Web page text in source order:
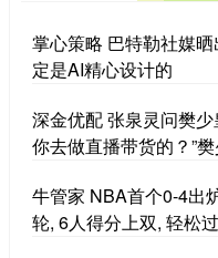
掌心策略 巴特勒社媒
定是AI精心设计的
深金优配 张泉灵问樊
你去做直播带货的？”
牛管家 NBA首个0-4出
轮, 6人得分上双, 轻松